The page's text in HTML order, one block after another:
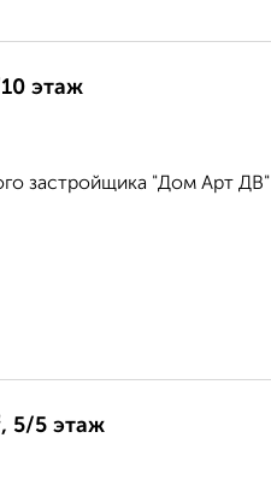
этаж
застройщика "Дом Арт
5/5 этаж